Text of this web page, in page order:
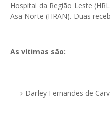
Hospital da Região Leste
Asa Norte (HRAN). Duas
As vítimas são:
Darley Fernandes de